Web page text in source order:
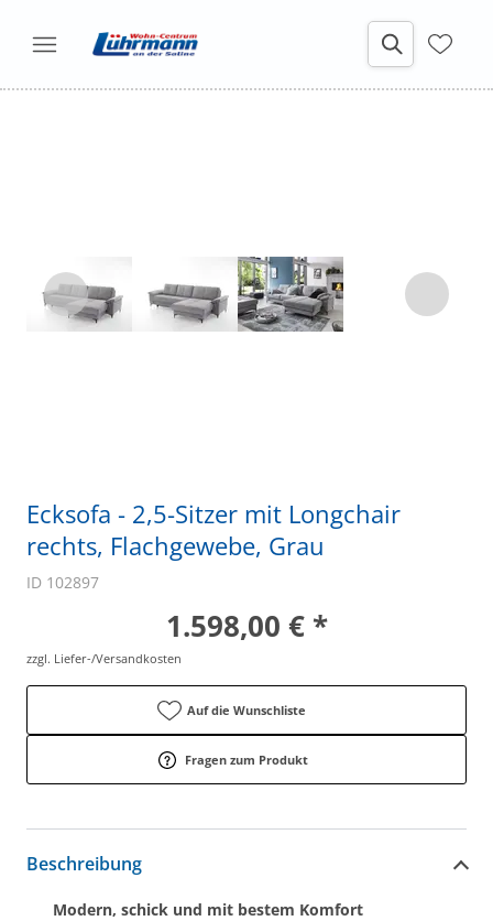
Ecksofa - 2,5-Sitzer mit Longchair
rechts, Flachgewebe, Grau
ID 102897
1.598,00 € *
zzgl. Liefer-/Versandkosten
Auf die Wunschliste
Fragen zum Produkt
Beschreibung
Modern, schick und mit bestem Komfort